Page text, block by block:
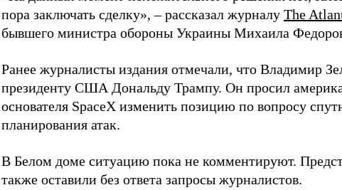
пора заключать сделку», – рассказал журналу The
бывшего министра обороны Украины Михаила
Ранее журналисты издания отмечали, что Владимир
президенту США Дональду Трампу. Он просил
основателя SpaceX изменить позицию по вопросу
планирования атак.
В Белом доме ситуацию пока не комментируют.
также оставили без ответа запросы журналистов.